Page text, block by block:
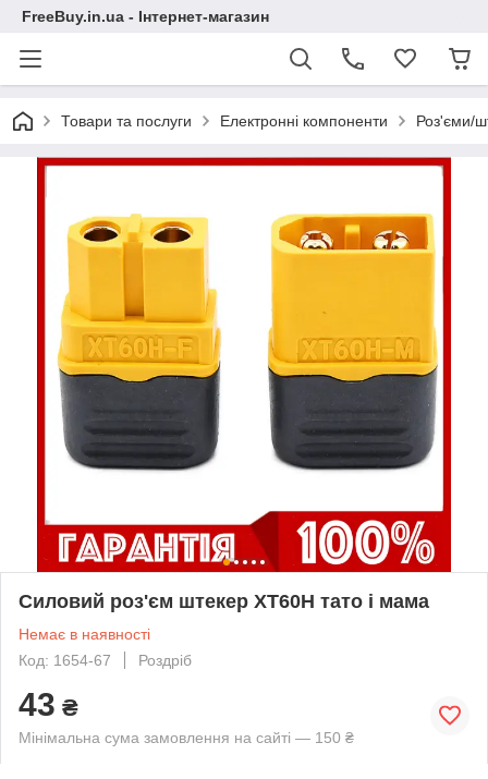
FreeBuy.in.ua - Інтернет-магазин
Товари та послуги Електронні компоненти Роз'єми/
Силовий роз'єм штекер XT60H тато і мама
Немає в наявності
Код: 1654-67
Роздріб
43 ₴
Мінімальна сума замовлення на сайті — 150 ₴